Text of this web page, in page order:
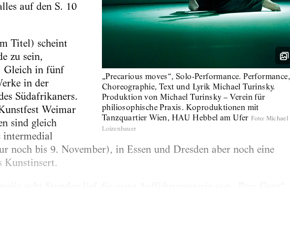
„Precarious moves“, Solo-Performance. Performance,
Choreographie, Text und Lyrik Michael Turinsky.
Produktion von Michael Turinsky – Verein für
philiosophische Praxis. Koproduktionen mit
Tanzquartier Wien, HAU Hebbel am Ufer Foto: Michael
Loizenbauer
auf den S. 10
Titel) scheint
zu sein,
Gleich in fünf
in der
Südafrikaners.
Weimar
sind gleich
intermedial
noch bis 9. November), in Essen und Dresden aber noch eine
Kunstinsert.